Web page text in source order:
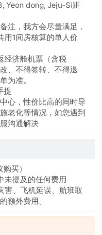
Yeon dong, Jeju-Si距
注，我方会尽量满足，
用1间房核算的单人价
经济舱机票（含税
、不得签转、不得退
为准。
提
心，性价比高的同时导
老化等情况，如您遇到
沟通解决
买）
未提及的任何费用
害、飞机延误、航班取
额外费用。